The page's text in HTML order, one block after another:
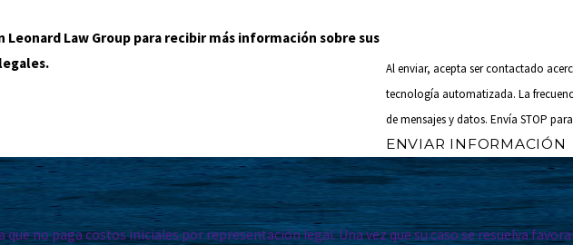
Law Group para recibir más información sobre sus
Al enviar, acepta ser contactado
tecnología automatizada. La
de mensajes y datos. Envía STOP
ENVIAR INFORMACIÓN
no paga costos iniciales por representación legal. Una vez que su caso se resuelva